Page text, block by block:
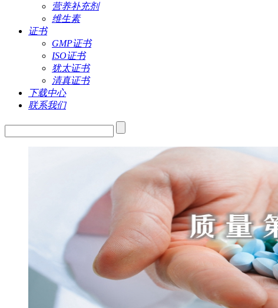
营养补充剂
维生素
证书
GMP证书
ISO证书
犹太证书
清真证书
下载中心
联系我们